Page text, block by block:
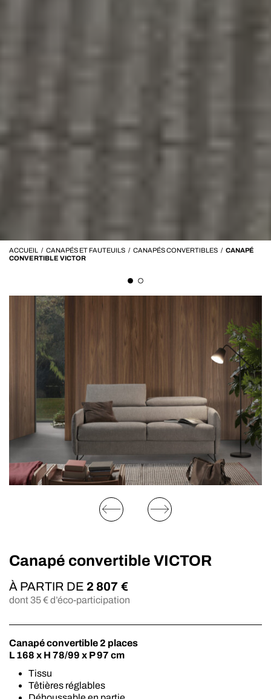
ACCUEIL / CANAPÉS ET FAUTEUILS / CANAPÉS CONVERTIBLES / CANAPÉ
CONVERTIBLE VICTOR
Canapé convertible VICTOR
À PARTIR DE 2 807 €
dont35€ d’éco-participation
Canapé convertible 2 places
L 168 x H 78/99 x P 97 cm
Tissu
Têtières réglables